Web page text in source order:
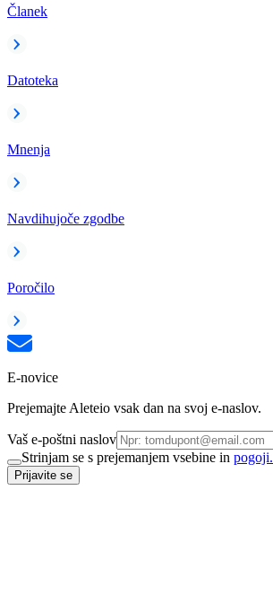
Članek
Datoteka
Mnenja
Navdihujoče zgodbe
Poročilo
E-novice
Prejemajte Aleteio vsak dan na svoj e-naslov.
Vaš e-poštni naslov
Strinjam se s prejemanjem vsebine in pogoji.
Prijavite se